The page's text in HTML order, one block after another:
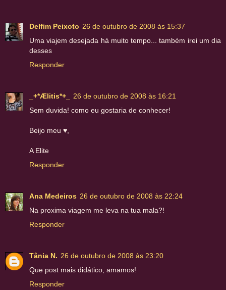
Delfim Peixoto 26 de outubro de 2008 às 15:37
Uma viajem desejada há muito tempo... também irei um dia
desses
Responder
_+*Ælitis*+_
26 de outubro de 2008 às 16:21
Sem duvida! como eu gostaria de conhecer!
Beijo meu ♥,
A Elite
Responder
Ana Medeiros 26 de outubro de 2008 às 22:24
Na proxima viagem me leva na tua mala?!
Responder
Tânia N. 26 de outubro de 2008 às 23:20
Que post mais didático, amamos!
Responder